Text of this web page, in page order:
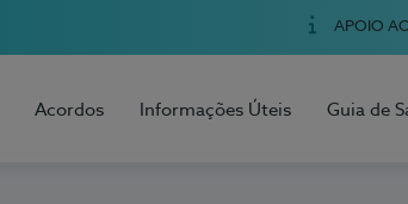
APOIO
Acordos Informações Úteis Guia de